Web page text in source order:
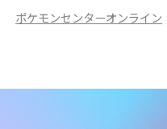
ポケモンセンターオンライン